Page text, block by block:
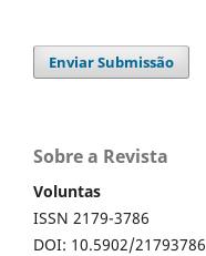
Enviar Submissão
Sobre a Revista
Voluntas
ISSN 2179-3786
DOI: 10.5902/21793786